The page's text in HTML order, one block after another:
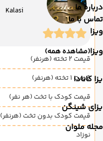
درباره ما
تماس با ما
ویزا
ویزا(مشاهده همه)
کانادا
شینگن
مجله ملوان
Kalasi
قیمت 2 تخته (هرنفر)
قیمت 1 تخته (هرنفر)
قیمت کودک با تخت (هر نفر)
قیمت کودک بدون تخت (هرنفر)
نوزاد